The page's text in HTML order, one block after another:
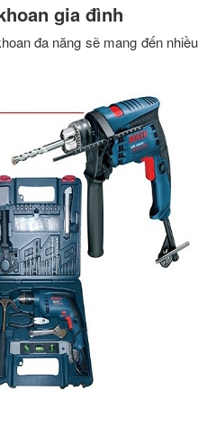
gia đình
đa năng sẽ mang đến nhiều